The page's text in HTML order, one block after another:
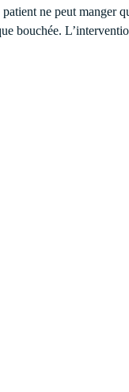
ne peut manger
bouchée.